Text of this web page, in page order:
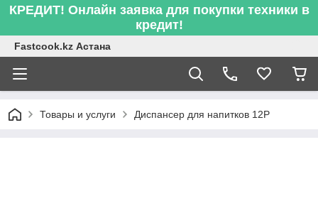
КРЕДИТ! Онлайн заявка для покупки техники в
кредит!
Fastcook.kz Астана
Товары и услуги Диспансер для напитков 12P